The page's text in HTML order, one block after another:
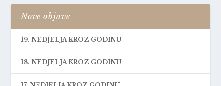
Nove objave
19. NEDJELJA KROZ GODINU
18. NEDJELJA KROZ GODINU